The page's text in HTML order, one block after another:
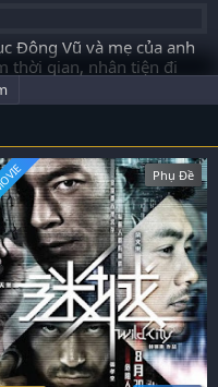
Đông Vũ và mẹ của anh
thời gian, nhân tiện đi
Cô Ngốc, tiếp tới tiêu
hủy diệt Trái Đất.
Phụ Đề